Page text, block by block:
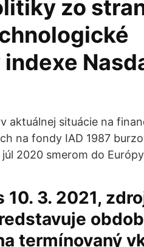
zo
aktuálnej situácie na
na fondy IAD 1987
2020 smerom do
3. 2021,
termínovaný